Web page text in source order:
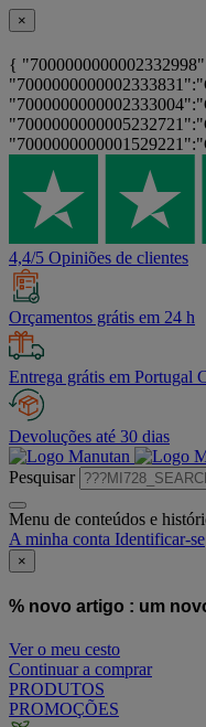
×
{
4,4/5 Opiniões de clientes
Orçamentos grátis em 24 h
Entrega grátis em Portugal
Devoluções até 30 dias
Pesquisar
Menu de conteúdos e
A minha conta Identificar-se
×
% novo artigo : um
Ver o meu cesto
Continuar a comprar
PRODUTOS
PROMOÇÕES